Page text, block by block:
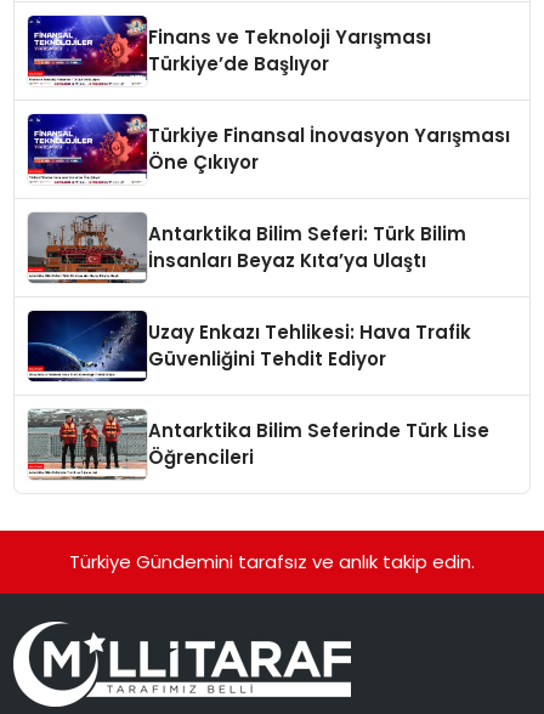
Finans ve Teknoloji Yarışması
Türkiye’de Başlıyor
Türkiye Finansal İnovasyon Yarışması
Öne Çıkıyor
Antarktika Bilim Seferi: Türk Bilim
İnsanları Beyaz Kıta’ya Ulaştı
Uzay Enkazı Tehlikesi: Hava Trafik
Güvenliğini Tehdit Ediyor
Antarktika Bilim Seferinde Türk Lise
Öğrencileri
Türkiye Gündemini tarafsız ve anlık takip edin.